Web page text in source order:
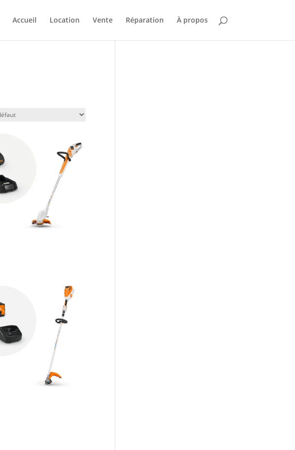
Accueil Location Vente Réparation À propos